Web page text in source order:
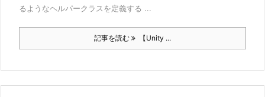
るようなヘルパークラスを定義する ...
記事を読む 【Unity ...